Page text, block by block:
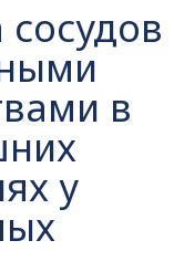
сосудов
в
у